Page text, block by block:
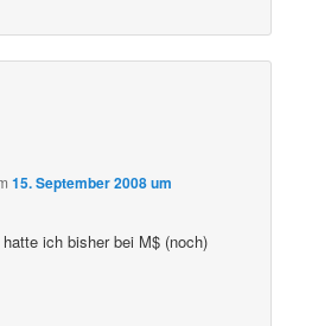
15. September 2008 um
ich bisher bei M$ (noch)